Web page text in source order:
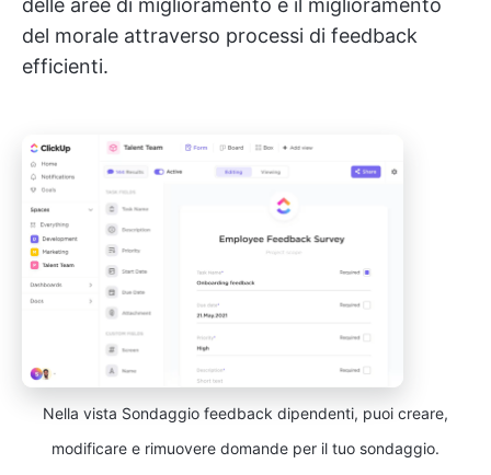
del morale attraverso processi di feedback
efficienti.
Nella vista Sondaggio feedback dipendenti, puoi creare,
modificare e rimuovere domande per il tuo sondaggio.